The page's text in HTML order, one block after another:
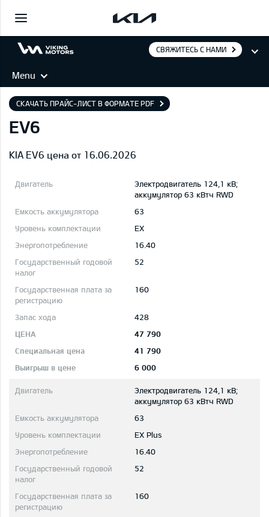
СВЯЖИТЕСЬ С НАМИ
Menu
СКАЧАТЬ ПРАЙС-ЛИСТ В ФОРМАТЕ PDF
EV6
KIA EV6 цена от 16.06.2026
Электродвигатель 124,1 кВ;
aккумулятор 63 кВтч RWD
63
EX
16.40
52
160
428
47 790
41 790
6 000
Электродвигатель 124,1 кВ;
aккумулятор 63 кВтч RWD
63
EX Plus
16.40
52
160